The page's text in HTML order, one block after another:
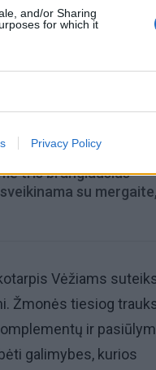
and/or Sharing
for which it
Privacy Policy
katastrofišką karo
tris brangiausius
su
Vėžiams
Žmonės tiesiog
ir
galimybes, kurios